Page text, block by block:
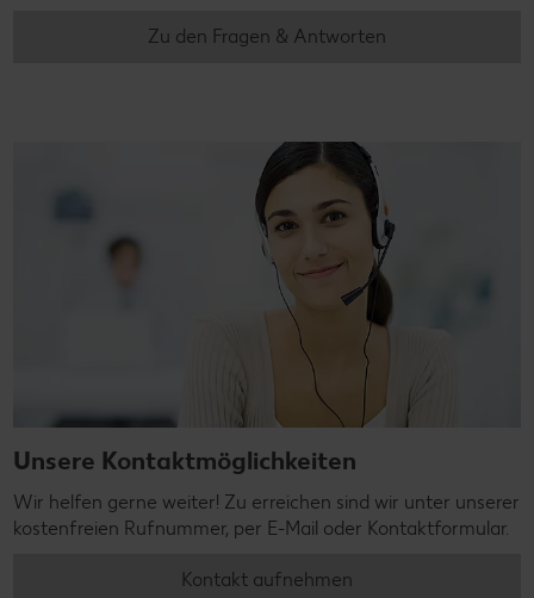
Zu den Fragen & Antworten
Unsere Kontaktmöglichkeiten
Wir helfen gerne weiter! Zu erreichen sind wir unter unserer
kostenfreien Rufnummer, per E-Mail oder Kontaktformular.
Kontakt aufnehmen